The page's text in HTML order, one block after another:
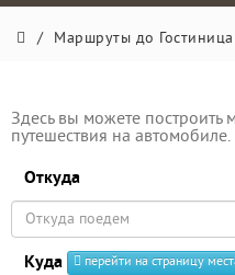
/ Маршруты до
Здесь вы можете построить
путешествия на автомобиле.
Откуда
Куда перейти на страницу